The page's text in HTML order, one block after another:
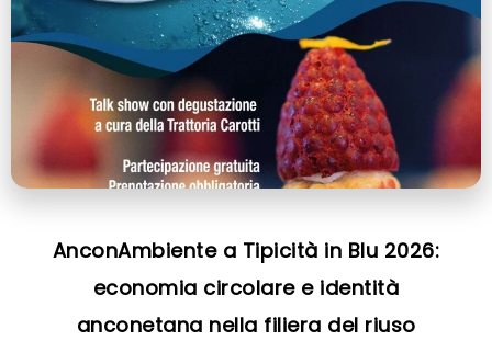
AnconAmbiente a Tipicità in Blu 2026:
economia circolare e identità
anconetana nella filiera del riuso